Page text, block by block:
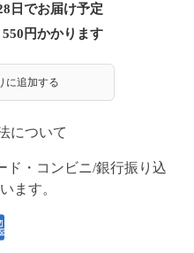
日でお届け予定
550 円かかります
に追加する
について
ド・コンビニ/銀行振り込
ます。